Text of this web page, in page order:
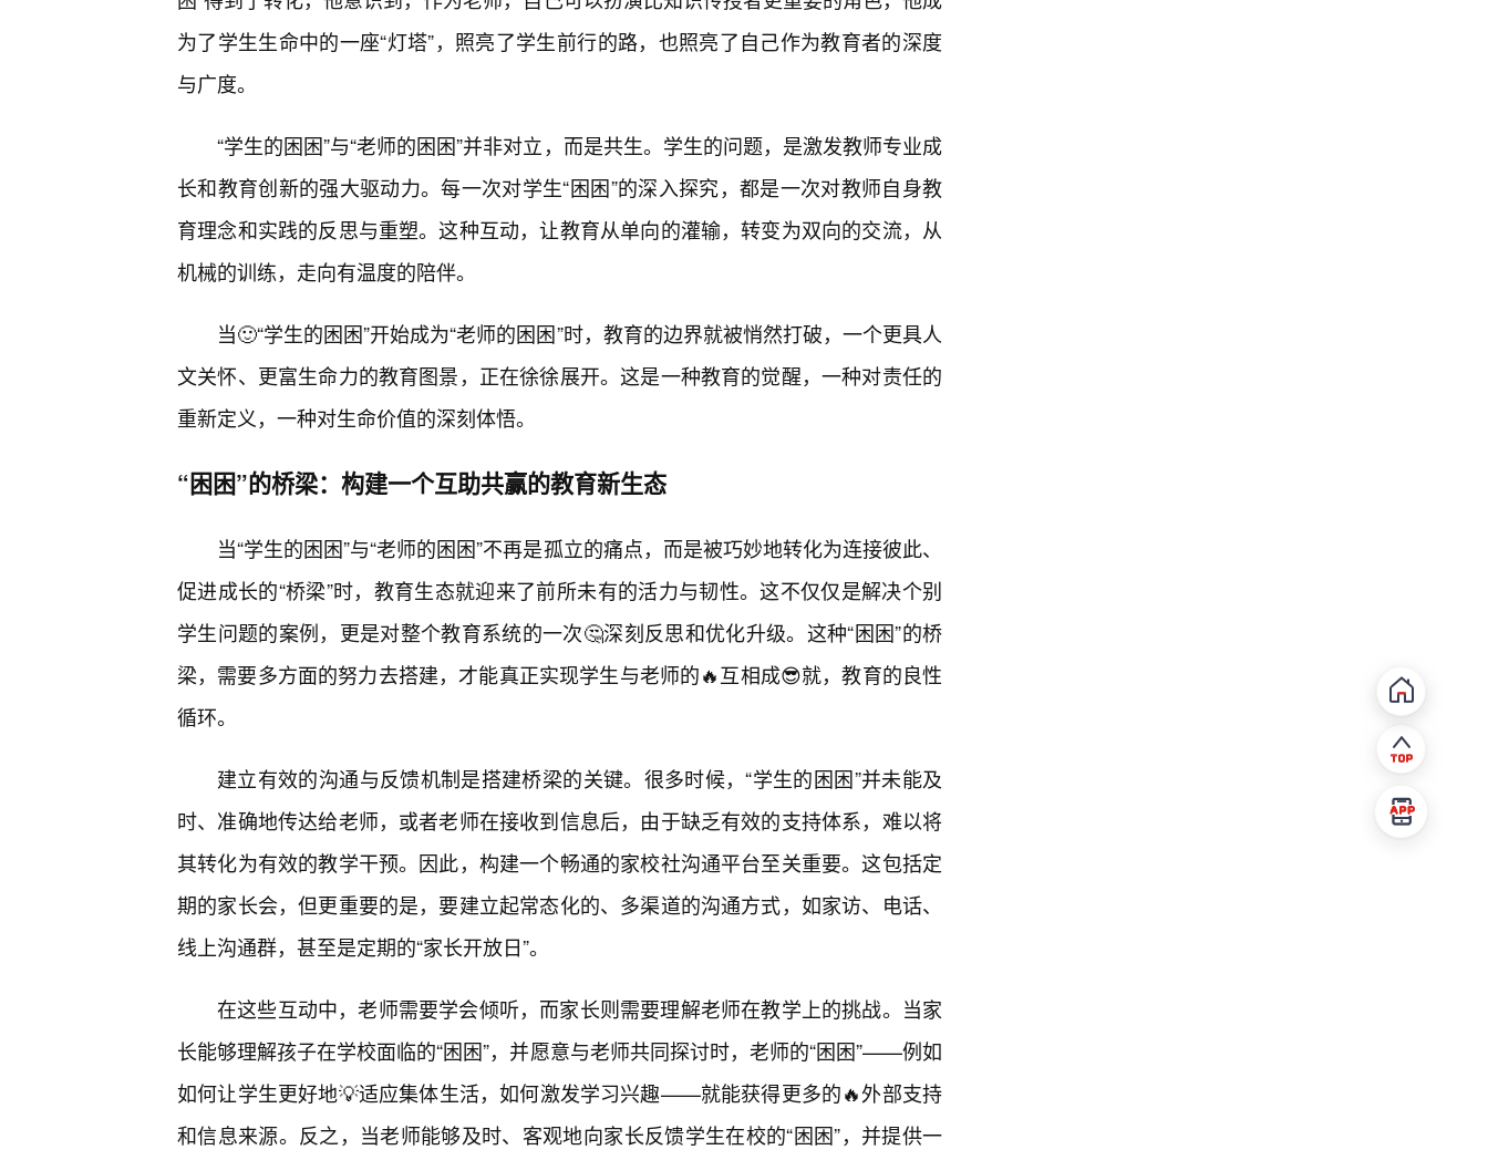
为了学生生命中的一座“灯塔”，照亮了学生前行的路，也照亮了自己作为教育者的深度
与广度。
“学生的困困”与“老师的困困”并非对立，而是共生。学生的问题，是激发教师专业成
长和教育创新的强大驱动力。每一次对学生“困困”的深入探究，都是一次对教师自身教
育理念和实践的反思与重塑。这种互动，让教育从单向的灌输，转变为双向的交流，从
机械的训练，走向有温度的陪伴。
当🙂“学生的困困”开始成为“老师的困困”时，教育的边界就被悄然打破，一个更具人
文关怀、更富生命力的教育图景，正在徐徐展开。这是一种教育的觉醒，一种对责任的
重新定义，一种对生命价值的深刻体悟。
“困困”的桥梁：构建一个互助共赢的教育新生态
当“学生的困困”与“老师的困困”不再是孤立的痛点，而是被巧妙地转化为连接彼此、
促进成长的“桥梁”时，教育生态就迎来了前所未有的活力与韧性。这不仅仅是解决个别
学生问题的案例，更是对整个教育系统的一次🤔深刻反思和优化升级。这种“困困”的桥
梁，需要多方面的努力去搭建，才能真正实现学生与老师的🔥互相成😎就，教育的良性
循环。
建立有效的沟通与反馈机制是搭建桥梁的关键。很多时候，“学生的困困”并未能及
时、准确地传达给老师，或者老师在接收到信息后，由于缺乏有效的支持体系，难以将
其转化为有效的教学干预。因此，构建一个畅通的家校社沟通平台至关重要。这包括定
期的家长会，但更重要的是，要建立起常态化的、多渠道的沟通方式，如家访、电话、
线上沟通群，甚至是定期的“家长开放日”。
在这些互动中，老师需要学会倾听，而家长则需要理解老师在教学上的挑战。当家
长能够理解孩子在学校面临的“困困”，并愿意与老师共同探讨时，老师的“困困”——例如
如何让学生更好地💡适应集体生活，如何激发学习兴趣——就能获得更多的🔥外部支持
和信息来源。反之，当老师能够及时、客观地向家长反馈学生在校的“困困”，并提供一